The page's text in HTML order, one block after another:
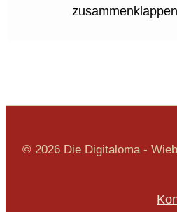
zusammenklappen
© 2026 Die Digitaloma -